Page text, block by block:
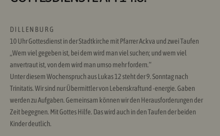
D I L L E N B U R G
10 Uhr Gottesdienst in der Stadtkirche mit Pfarrer Ackva und zwei Taufen
„Wem viel gegeben ist, bei dem wird man viel suchen; und wem viel
anvertraut ist, von dem wird man umso mehr fordern.“
Unter diesem Wochenspruch aus Lukas 12 steht der 9. Sonntag nach
Trinitatis. Wir sind nur Übermittler von Lebenskraftund -energie. Gaben
werden zu Aufgaben. Gemeinsam können wir den Herausforderungen der
Zeit begegnen. Mit Gottes Hilfe. Das wird auch in den Taufen der beiden
Kinder deutlich.